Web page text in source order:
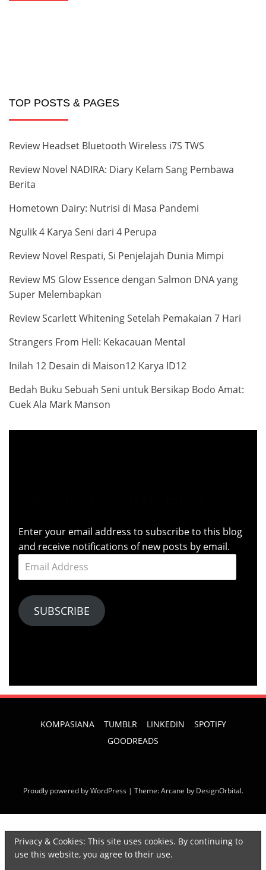
TOP POSTS & PAGES
Review Headset Bluetooth Wireless i7S TWS
Review Novel NADIRA: Diary Kelam Sang Pembawa
Berita
Hometown Dairy: Nutrisi di Masa Pandemi
Ngulik 4 Karya Seni dari 4 Perupa
Review Novel Respati, Si Penjelajah Dunia Mimpi
Review MS Glow Essence dengan Salmon DNA yang
Super Melembapkan
Review Scarlett Whitening Setelah Pemakaian 7 Hari
Strangers From Hell: Kekacauan Mental
Inilah 12 Desain di Maison12 Karya ID12
Bedah Buku Sebuah Seni untuk Bersikap Bodo Amat:
Cuek Ala Mark Manson
Privacy & Cookies: This site uses cookies. By continuing to
use this website, you agree to their use.
Enter your email address to subscribe to this blog
and receive notifications of new posts by email.
Email
SUBSCRIBE
KOMPASIANA TUMBLR LINKEDIN
SPOTIFY
GOODREADS
Proudly powered by WordPress | Theme: Arcane by DesignOrbital.
Discover more from
NININMENULIS